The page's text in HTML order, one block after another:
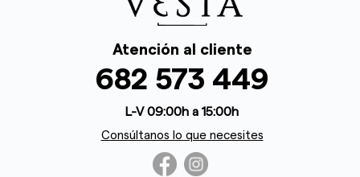
Atención al cliente
682 573 449
L-V 09:00h a 15:00h
Consúltanos lo que necesites